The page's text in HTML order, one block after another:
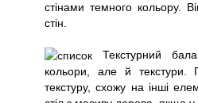
стінами темного кольору.
стін.
Текстурний
кольори, але й текстури.
текстуру, схожу на інші